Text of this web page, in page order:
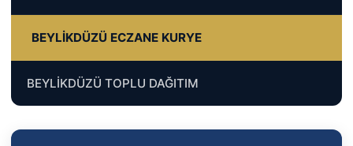
BEYLİKDÜZÜ ECZANE KURYE
BEYLİKDÜZÜ TOPLU DAĞITIM